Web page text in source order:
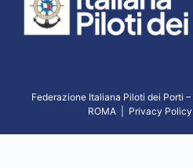
Federazione Italiana Piloti dei Porti –
ROMA
Privacy Policy